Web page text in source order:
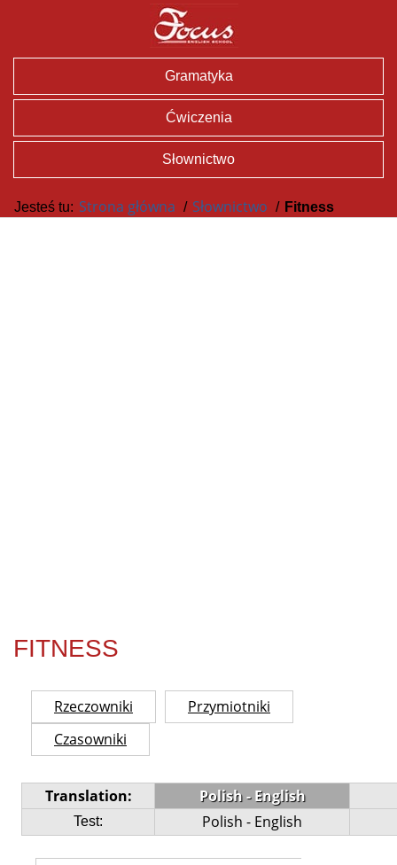
FITNESS
Rzeczowniki
Przymiotniki
Czasowniki
Translation: Polish - English
Test: Polish - English
Gramatyka
Ćwiczenia
Słownictwo
Jesteś tu: Strona główna / Słownictwo / Fitness